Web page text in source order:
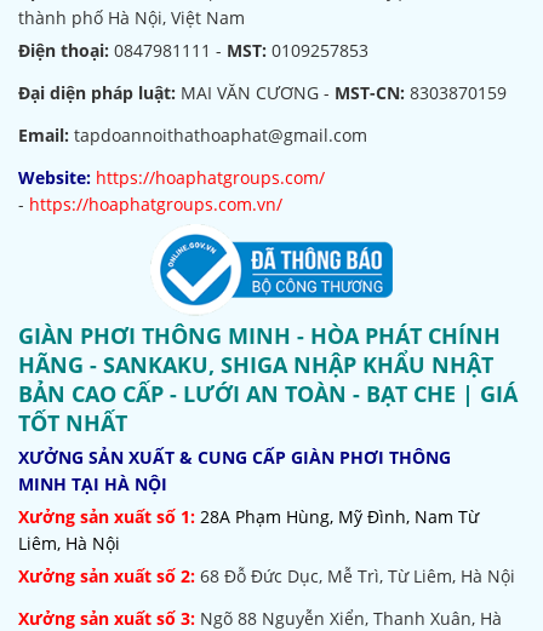
thành phố Hà Nội, Việt Nam
Điện thoại: 0847981111 - MST: 0109257853
Đại diện pháp luật: MAI VĂN CƯƠNG - MST-CN: 8303870159
Email: tapdoannoithathoaphat@gmail.com
Website: https://hoaphatgroups.com/
- https://hoaphatgroups.com.vn/
GIÀN PHƠI THÔNG MINH - HÒA PHÁT CHÍNH
HÃNG - SANKAKU, SHIGA NHẬP KHẨU NHẬT
BẢN CAO CẤP - LƯỚI AN TOÀN - BẠT CHE | GIÁ
TỐT NHẤT
XƯỞNG SẢN XUẤT & CUNG CẤP GIÀN PHƠI THÔNG
MINH TẠI HÀ NỘI
Xưởng sản xuất số 1: 28A Phạm Hùng, Mỹ Đình, Nam Từ
Liêm, Hà Nội
Xưởng sản xuất số 2: 68 Đỗ Đức Dục, Mễ Trì, Từ Liêm, Hà Nội
Xưởng sản xuất số 3: Ngõ 88 Nguyễn Xiển, Thanh Xuân, Hà